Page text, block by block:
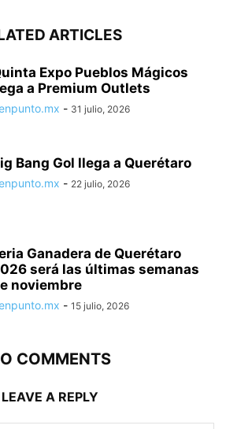
ARTICLES
Expo Pueblos Mágicos
a Premium Outlets
- 31 julio, 2026
Bang Gol llega a Querétaro
- 22 julio, 2026
Ganadera de Querétaro
será las últimas semanas
noviembre
- 15 julio, 2026
COMMENTS
LEAVE A REPLY